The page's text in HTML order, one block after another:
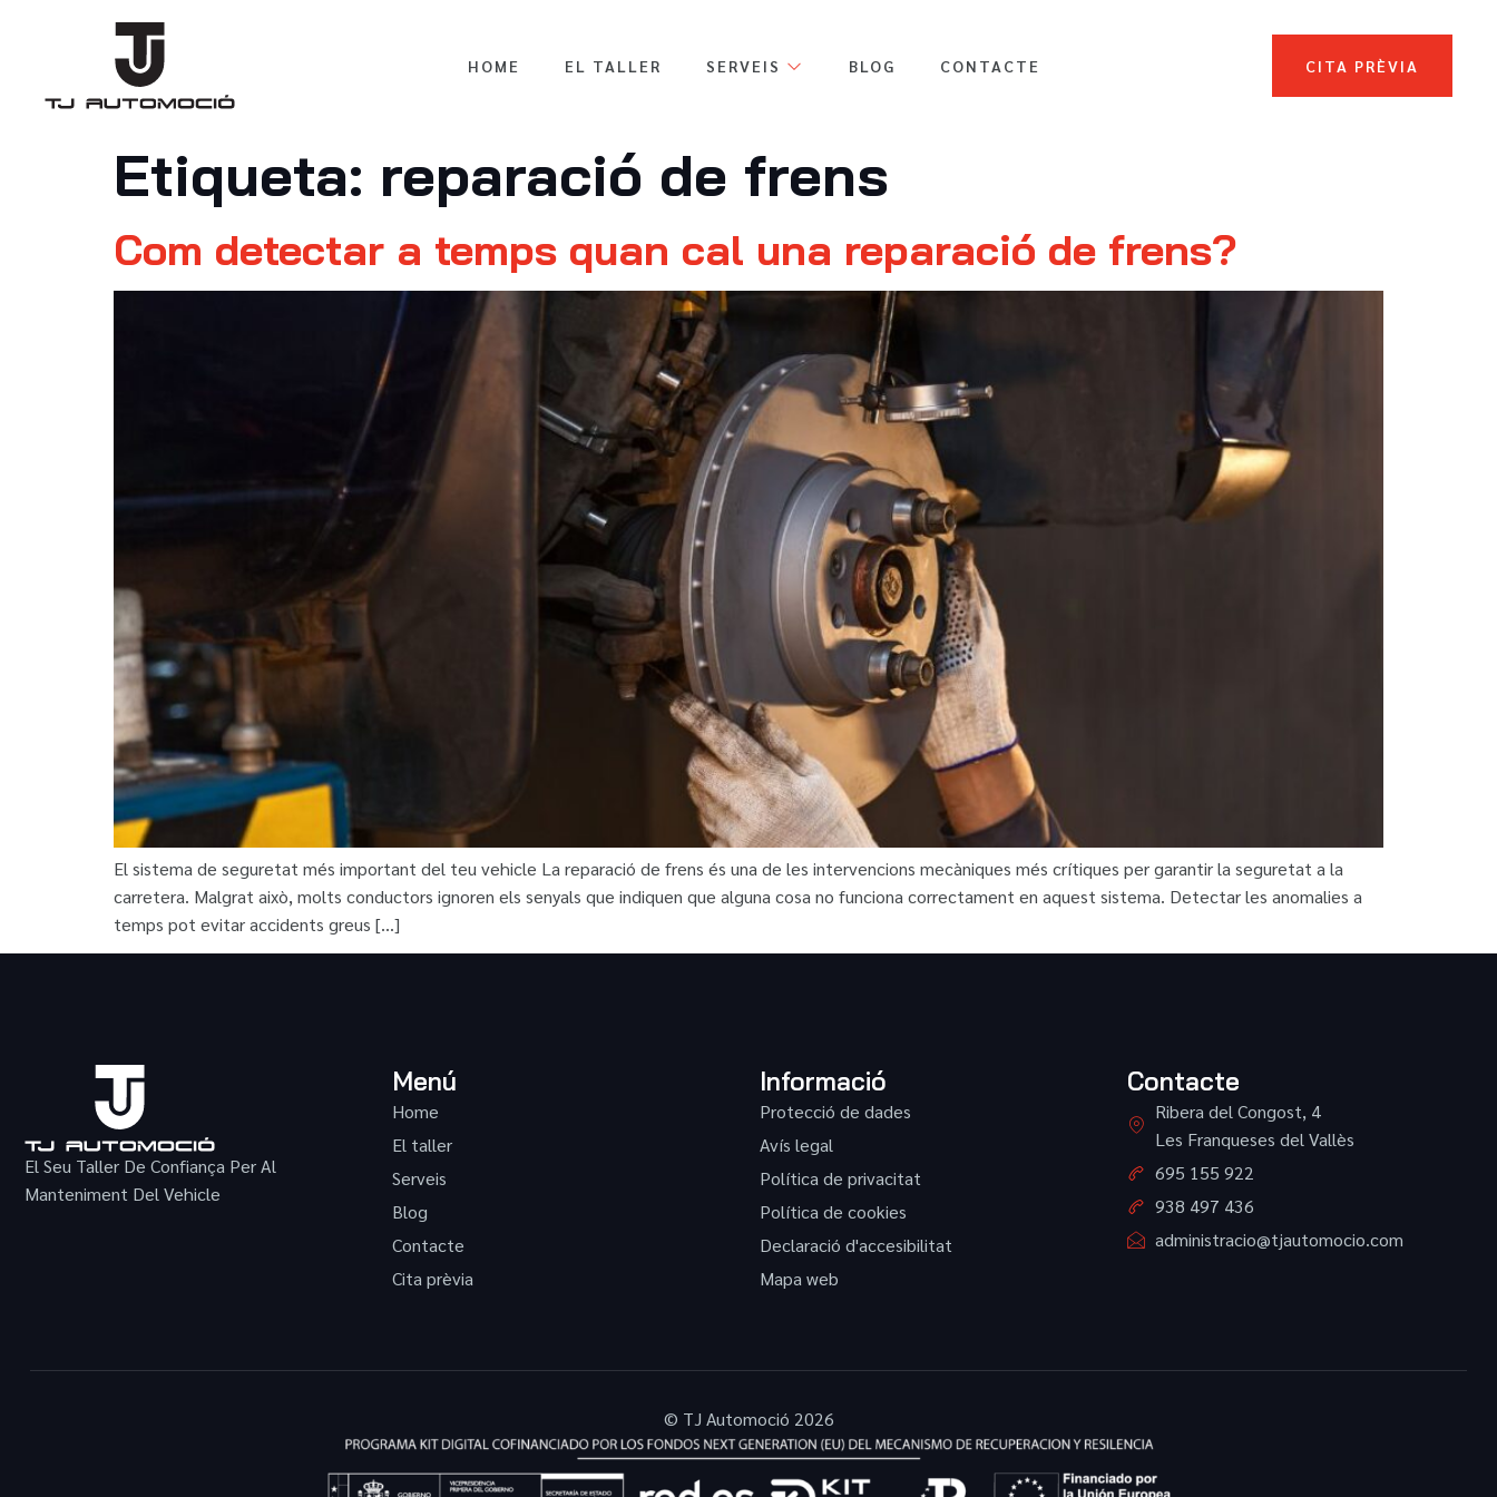
HOME EL TALLER SERVEIS BLOG CONTACTE CITA PRÈVIA
Etiqueta: reparació de frens
Com detectar a temps quan cal una reparació de frens?
El sistema de seguretat més important del teu vehicle La reparació de frens és una de les intervencions mecàniques més crítiques per garantir la seguretat a la
carretera. Malgrat això, molts conductors ignoren els senyals que indiquen que alguna cosa no funciona correctament en aquest sistema. Detectar les anomalies a
temps pot evitar accidents greus […]
El Seu Taller De Confiança Per Al
Manteniment Del Vehicle
Menú
Home
El taller
Serveis
Blog
Contacte
Cita prèvia
Informació
Protecció de dades
Avís legal
Política de privacitat
Política de cookies
Declaració d'accesibilitat
Mapa web
Contacte
Ribera del Congost, 4
Les Franqueses del Vallès
695 155 922
938 497 436
administracio@tjautomocio.com
© TJ Automoció 2026